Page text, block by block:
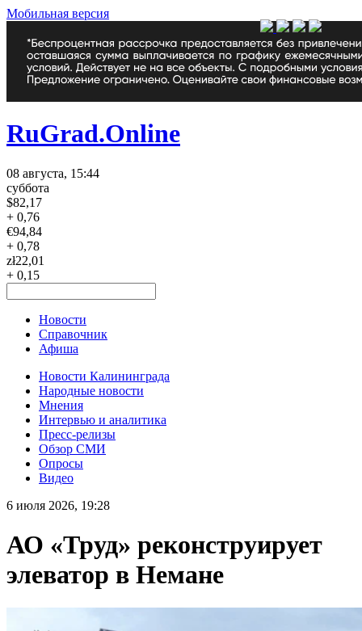
Мобильная версия
RuGrad.Online
08 августа, 15:44
суббота
$82,17
+ 0,76
€94,84
+ 0,78
zł22,01
+ 0,15
Новости
Справочник
Афиша
Новости Калининграда
Народные новости
Мнения
Интервью и аналитика
Пресс-релизы
Обзор СМИ
Опросы
Видео
6 июля 2026, 19:28
АО «Труд» реконструирует
элеватор в Немане